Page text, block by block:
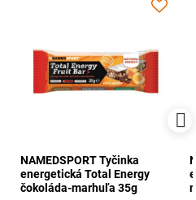
NAMEDSPORT Tyčinka
energetická Total Energy
čokoláda-marhuľa 35g